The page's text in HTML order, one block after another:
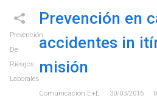
Prevención
De
Riesgos
Laborales
Prevención en
accidentes in
misión
Comunicación E+e 30/03/2016 0